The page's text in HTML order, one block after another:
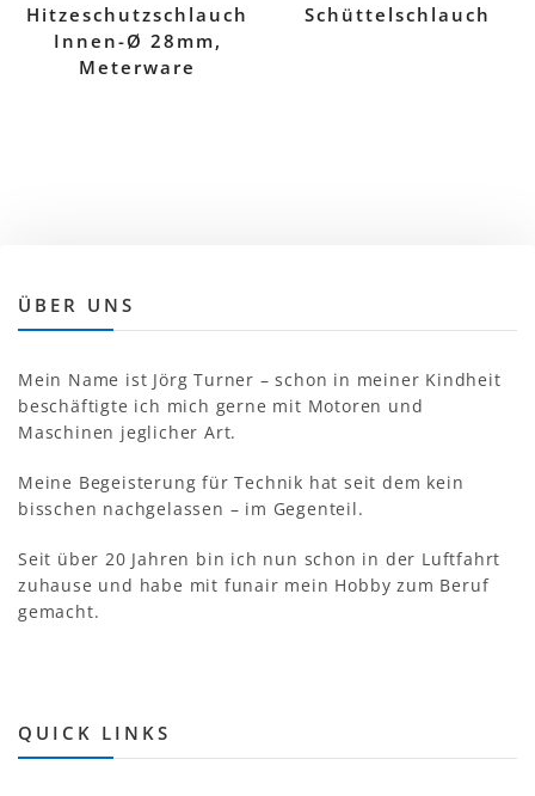
Hitzeschutzschlauch
Innen-Ø 28mm,
Meterware
Schüttelschlauch
ÜBER UNS
Mein Name ist Jörg Turner – schon in meiner Kindheit
beschäftigte ich mich gerne mit Motoren und
Maschinen jeglicher Art.
Meine Begeisterung für Technik hat seit dem kein
bisschen nachgelassen – im Gegenteil.
Seit über 20 Jahren bin ich nun schon in der Luftfahrt
zuhause und habe mit funair mein Hobby zum Beruf
gemacht.
QUICK LINKS